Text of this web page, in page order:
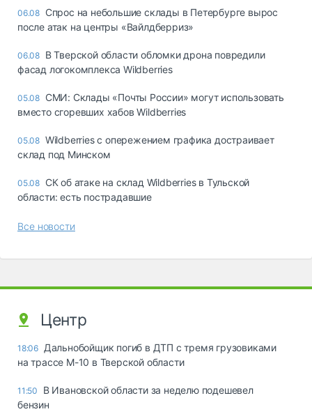
06.08 Спрос на небольшие склады в Петербурге вырос
после атак на центры «Вайлдберриз»
06.08 В Тверской области обломки дрона повредили
фасад логокомплекса Wildberries
05.08 СМИ: Склады «Почты России» могут использовать
вместо сгоревших хабов Wildberries
05.08 Wildberries с опережением графика достраивает
склад под Минском
05.08 СК об атаке на склад Wildberries в Тульской
области: есть пострадавшие
Все новости
Центр
18:06 Дальнобойщик погиб в ДТП с тремя грузовиками
на трассе М-10 в Тверской области
11:50
В Ивановской области за неделю подешевел
бензин